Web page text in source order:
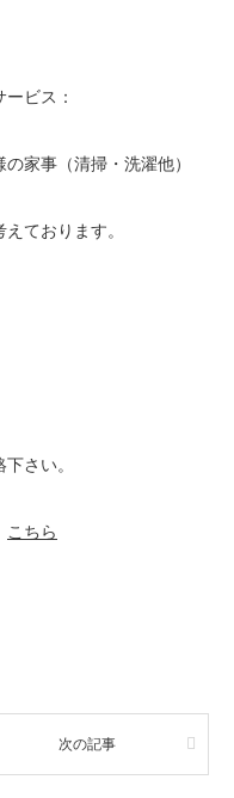
ビス：
家事（清掃・洗濯他）
ております。
さい。
こちら
次の記事